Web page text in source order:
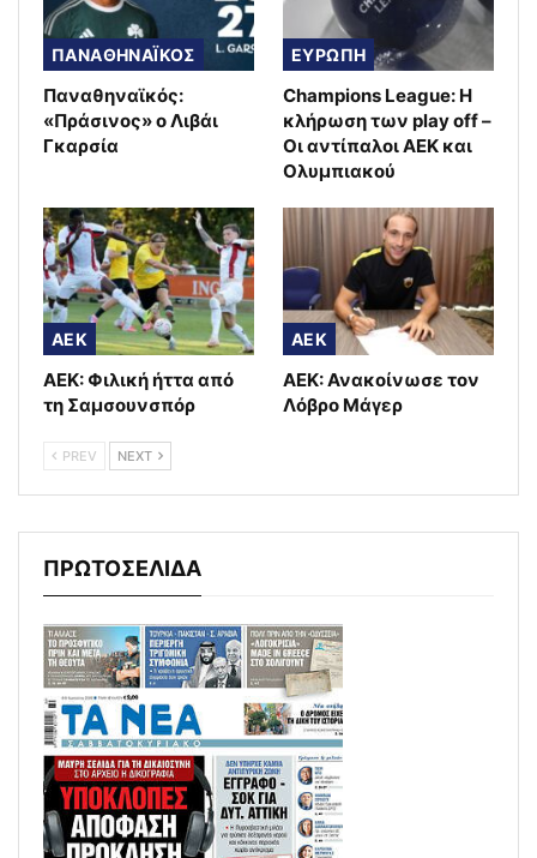
ΠΑΝΑΘΗΝΑΪΚΟΣ
Παναθηναϊκός:
«Πράσινος» ο Λιβάι
Γκαρσία
ΕΥΡΩΠΗ
Champions League: Η
κλήρωση των play off –
Οι αντίπαλοι ΑΕΚ και
Ολυμπιακού
AEK
ΑΕΚ: Φιλική ήττα από
τη Σαμσουνσπόρ
AEK
ΑΕΚ: Ανακοίνωσε τον
Λόβρο Μάγερ
PREV NEXT
ΠΡΩΤΟΣΕΛΙΔΑ